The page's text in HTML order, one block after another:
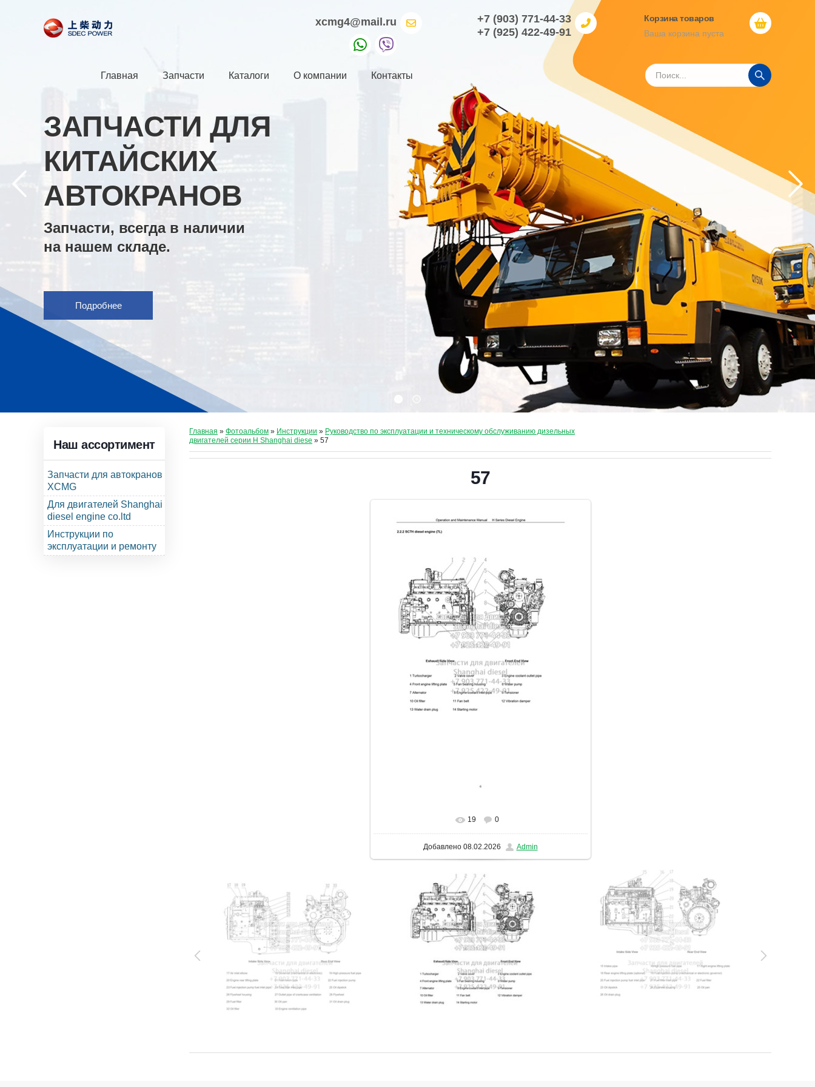
xcmg4@mail.ru
+7 (903) 771-44-33
+7 (925) 422-49-91
Корзина товаров
Ваша корзина пуста
Главная Запчасти Каталоги О компании Контакты
ЗАПЧАСТИ ДЛЯ
КИТАЙСКИХ
АВТОКРАНОВ
Запчасти, всегда в наличии
на нашем складе.
Подробнее
Наш ассортимент
Запчасти для автокранов
XCMG
Для двигателей Shanghai
diesel engine co.ltd
Инструкции по
эксплуатации и ремонту
Главная » Фотоальбом » Инструкции » Руководство по эксплуатации и техническому обслуживанию дизельных
двигателей серии Н Shanghai diese » 57
57
В реальном размере 1131x1600
19 0
Добавлено08.02.2026 Admin